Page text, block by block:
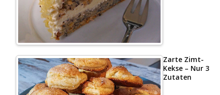
Zarte Zimt-
Kekse – Nur 3
Zutaten